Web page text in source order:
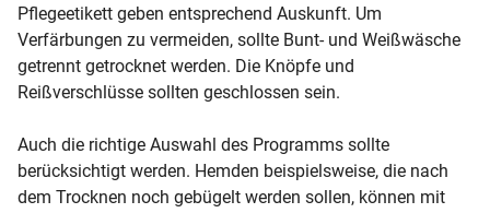
Pflegeetikett geben entsprechend Auskunft. Um
Verfärbungen zu vermeiden, sollte Bunt- und Weißwäsche
getrennt getrocknet werden. Die Knöpfe und
Reißverschlüsse sollten geschlossen sein.
Auch die richtige Auswahl des Programms sollte
berücksichtigt werden. Hemden beispielsweise, die nach
dem Trocknen noch gebügelt werden sollen, können mit